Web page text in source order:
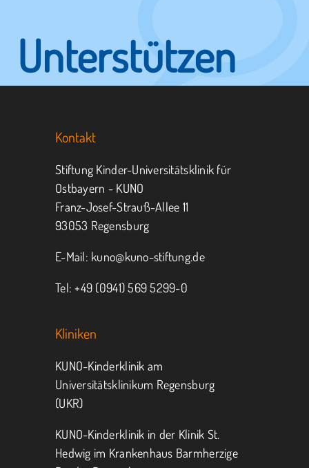
Unterstützen
Sie KUNO.
Jeder kann helfen.
MITMACHEN SPENDEN
Kontakt
Stiftung Kinder-Universitätsklinik für
Ostbayern - KUNO
Franz-Josef-Strauß-Allee 11
93053 Regensburg
E-Mail: kuno@kuno-stiftung.de
Tel: +49 (0941) 569 5299-0
Kliniken
KUNO-Kinderklinik am
Universitätsklinikum Regensburg
(UKR)
KUNO-Kinderklinik in der Klinik St.
Hedwig im Krankenhaus Barmherzige